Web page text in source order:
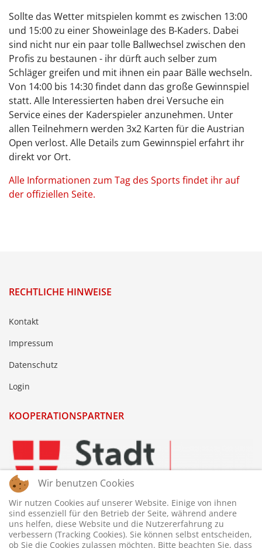
Sollte das Wetter mitspielen kommt es zwischen 13:00
und 15:00 zu einer Showeinlage des B-Kaders. Dabei
sind nicht nur ein paar tolle Ballwechsel zwischen den
Profis zu bestaunen - ihr dürft auch selber zum
Schläger greifen und mit ihnen ein paar Bälle wechseln.
Von 14:00 bis 14:30 findet dann das große Gewinnspiel
statt. Alle Interessierten haben drei Versuche ein
Service eines der Kaderspieler anzunehmen. Unter
allen Teilnehmern werden 3x2 Karten für die Austrian
Open verlost. Alle Details zum Gewinnspiel erfahrt ihr
direkt vor Ort.
Alle Informationen zum Tag des Sports findet ihr auf
der offiziellen Seite.
RECHTLICHE HINWEISE
Kontakt
Impressum
Datenschutz
Login
KOOPERATIONSPARTNER
Wir benutzen Cookies
Wir nutzen Cookies auf unserer Website. Einige von ihnen
sind essenziell für den Betrieb der Seite, während andere
uns helfen, diese Website und die Nutzererfahrung zu
verbessern (Tracking Cookies). Sie können selbst entscheiden,
ob Sie die Cookies zulassen möchten. Bitte beachten Sie, dass